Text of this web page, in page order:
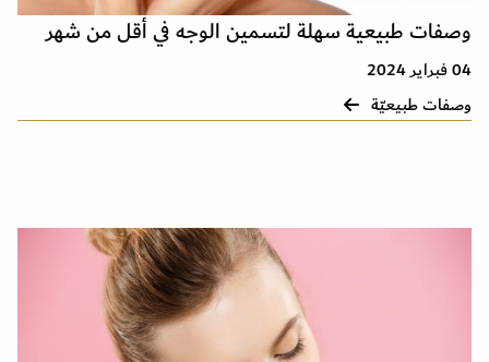
وصفات طبيعية سهلة لتسمين الوجه في أقل من شهر
04 فبراير 2024
وصفات طبيعيّة